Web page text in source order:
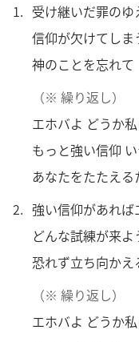
イ
1. 受け継いだ罪のゆ
信仰が欠けてしま
神のことを忘れて
（※ 繰り返 し）
エホバよ どうか私
もっと強い信仰
あなたをたたえる
2. 強い信仰があれば
どんな試練が来よ
恐れず立ち向かえ
（※ 繰り返 し）
エホバよ どうか私